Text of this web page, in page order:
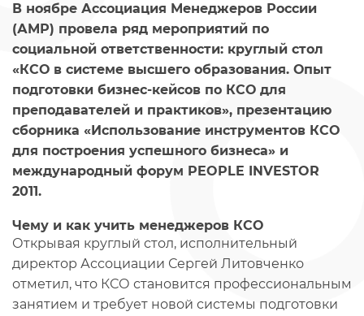
В ноябре Ассоциация Менеджеров России
(АМР) провела ряд мероприятий по
социальной ответственности: круглый стол
«КСО в системе высшего образования. Опыт
подготовки бизнес-кейсов по КСО для
преподавателей и практиков», презентацию
сборника «Использование инструментов КСО
для построения успешного бизнеса» и
международный форум PEOPLE INVESTOR
2011.
Чему и как учить менеджеров КСО
Открывая круглый стол, исполнительный
директор Ассоциации Сергей Литовченко
отметил, что КСО становится профессиональным
занятием и требует новой системы подготовки